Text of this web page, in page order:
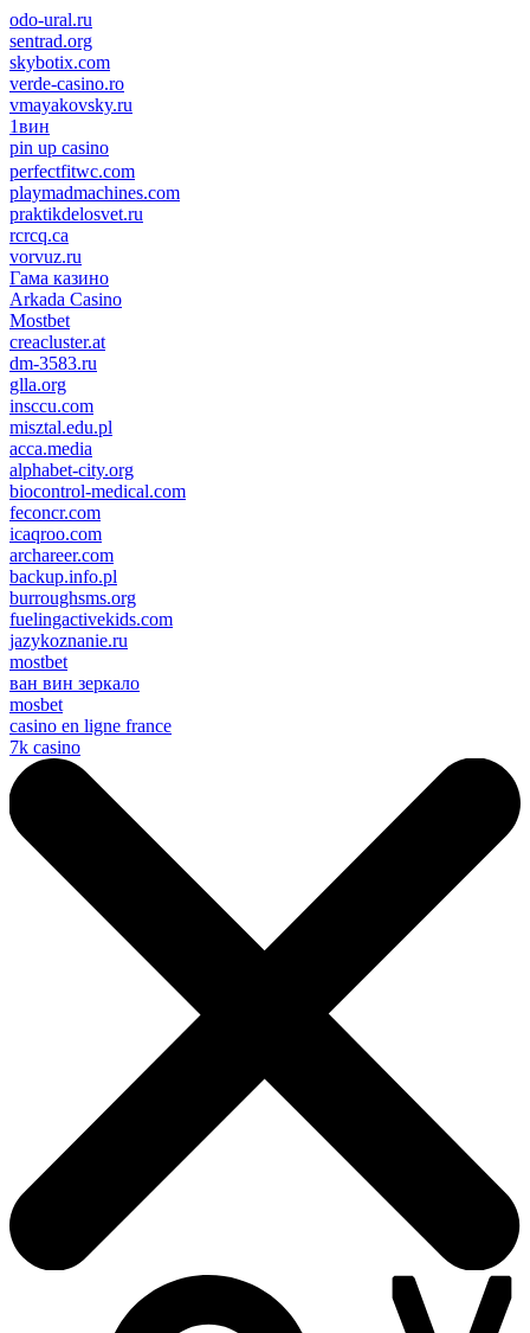
odo-ural.ru
sentrad.org
skybotix.com
verde-casino.ro
vmayakovsky.ru
1вин
pin up casino
пин ап
1win
perfectfitwc.com
playmadmachines.com
praktikdelosvet.ru
rcrcq.ca
vorvuz.ru
Гама казино
Arkada Casino
Mostbet
creacluster.at
dm-3583.ru
glla.org
insccu.com
misztal.edu.pl
acca.media
alphabet-city.org
biocontrol-medical.com
feconcr.com
icaqroo.com
archareer.com
backup.info.pl
burroughsms.org
fuelingactivekids.com
jazykoznanie.ru
mostbet
ван вин зеркало
mosbet
casino en ligne france
7k casino